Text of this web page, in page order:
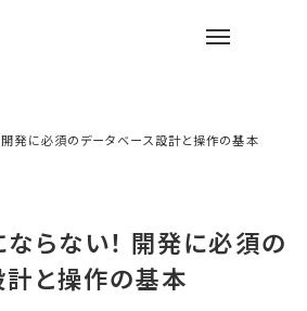
開発に必須のデータベース設計と操作の基本
らない！ 開発に必須の
と操作の基本